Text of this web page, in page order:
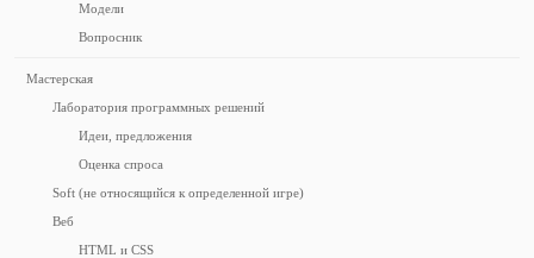
Модели
Вопросник
Мастерская
Лаборатория программных решений
Идеи, предложения
Оценка спроса
Soft (не относящийся к определенной игре)
Веб
HTML и CSS